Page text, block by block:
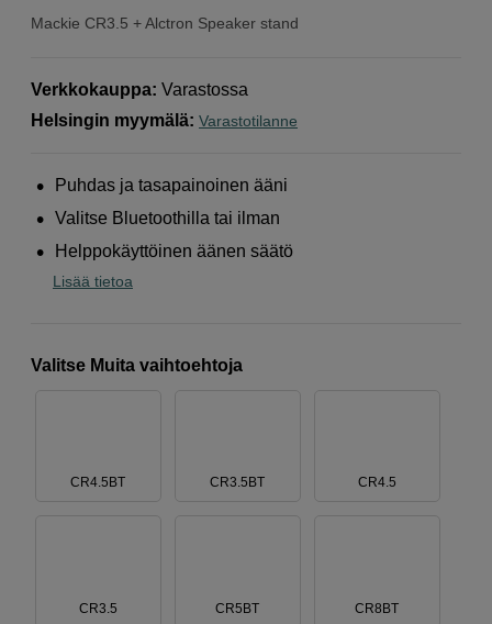
Mackie CR3.5 + Alctron Speaker stand
Verkkokauppa: Varastossa
Helsingin myymälä: Varastotilanne
Puhdas ja tasapainoinen ääni
Valitse Bluetoothilla tai ilman
Helppokäyttöinen äänen säätö
Lisää tietoa
Valitse Muita vaihtoehtoja
CR4.5BT CR3.5BT CR4.5
CR3.5 CR5BT CR8BT